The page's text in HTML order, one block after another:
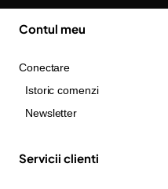
Contul meu
Conectare
Istoric comenzi
Newsletter
Servicii clienti